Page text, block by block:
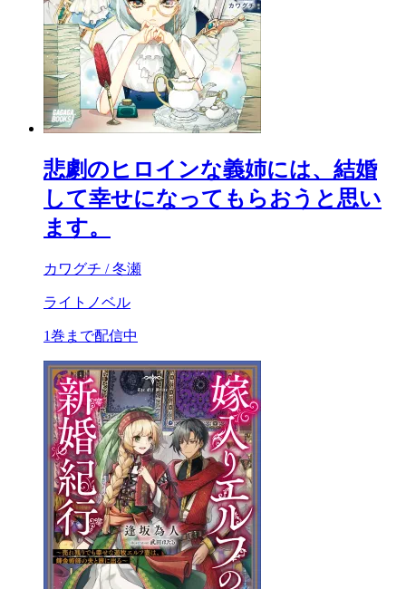
悲劇のヒロインな義姉には、結婚
して幸せになってもらおうと思い
ます。
カワグチ / 冬瀬
ライトノベル
1巻まで配信中